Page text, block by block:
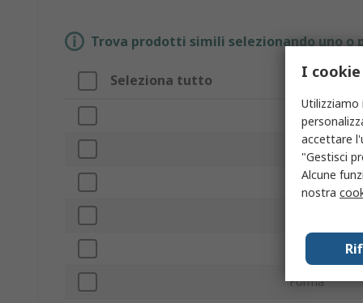
Trova prodotti simili selezionando uno
Seleziona tutto Attributo
Marchio
Tipo prodotto
Da utilizzare
Standard/
Forma
I
accettare
"Gestisci
Alcune
nostra